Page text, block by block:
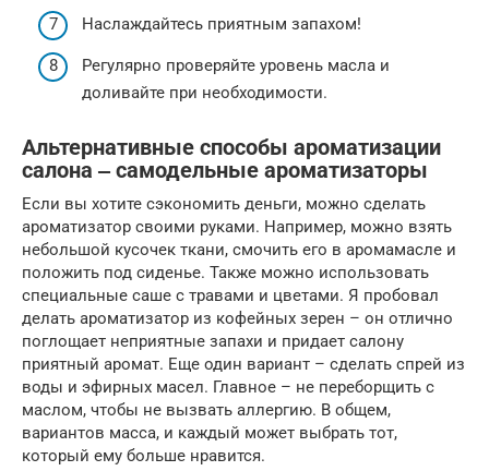
Наслаждайтесь приятным запахом!
Регулярно проверяйте уровень масла и
доливайте при необходимости.
Альтернативные способы ароматизации
салона ‒ самодельные ароматизаторы
Если вы хотите сэкономить деньги, можно сделать
ароматизатор своими руками. Например, можно взять
небольшой кусочек ткани, смочить его в аромамасле и
положить под сиденье. Также можно использовать
специальные саше с травами и цветами. Я пробовал
делать ароматизатор из кофейных зерен – он отлично
поглощает неприятные запахи и придает салону
приятный аромат. Еще один вариант – сделать спрей из
воды и эфирных масел. Главное – не переборщить с
маслом, чтобы не вызвать аллергию. В общем,
вариантов масса, и каждый может выбрать тот,
который ему больше нравится.